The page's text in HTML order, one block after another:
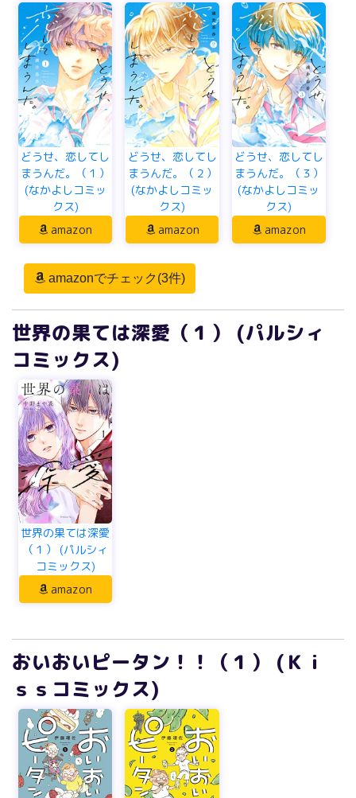
どうせ、恋してし
まうんだ。（１）
(なかよしコミッ
クス)
amazon
どうせ、恋してし
まうんだ。（２）
(なかよしコミッ
クス)
amazon
どうせ、恋してし
まうんだ。（３）
(なかよしコミッ
クス)
amazon
amazonでチェック(3件)
世界の果ては深愛（１） (パルシィ
コミックス)
世界の果ては深愛
（１） (パルシィ
コミックス)
amazon
おいおいピータン！！（１） (Ｋｉ
ｓｓコミックス)